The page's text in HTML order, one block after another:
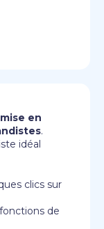
en
.
idéal
clics sur
de